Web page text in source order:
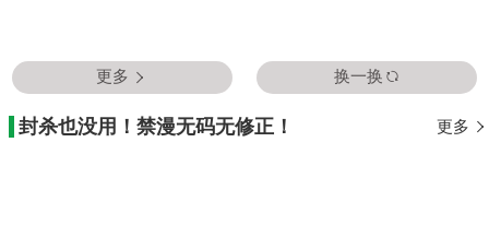
更多 换一换
封杀也没用！禁漫无码无修正！ 更多